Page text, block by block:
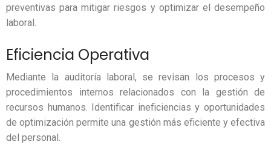
preventivas para mitigar riesgos y optimizar el desempeño
laboral.
Eficiencia Operativa
Mediante la auditoría laboral, se revisan los procesos y
procedimientos internos relacionados con la gestión de
recursos humanos. Identificar ineficiencias y oportunidades
de optimización permite una gestión más eficiente y efectiva
del personal.